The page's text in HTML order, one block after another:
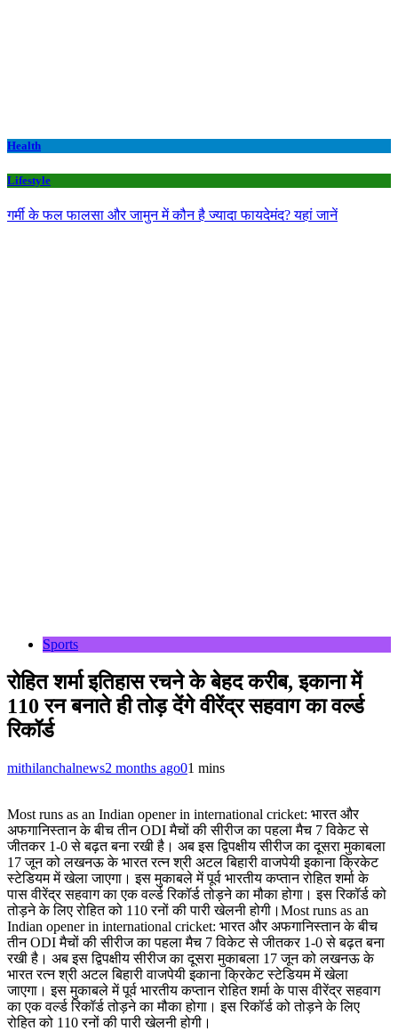
Health
Lifestyle
गर्मी के फल फालसा और जामुन में कौन है ज्यादा फायदेमंद? यहां जानें
Sports
रोहित शर्मा इतिहास रचने के बेहद करीब, इकाना में
110 रन बनाते ही तोड़ देंगे वीरेंद्र सहवाग का वर्ल्‍ड
रिकॉर्ड
mithilanchalnews2 months ago01 mins
Most runs as an Indian opener in international cricket: भारत और
अफगानिस्‍तान के बीच तीन ODI मैचों की सीरीज का पहला मैच 7 विकेट से
जीतकर 1-0 से बढ़त बना रखी है। अब इस द्विपक्षीय सीरीज का दूसरा मुकाबला
17 जून को लखनऊ के भारत रत्‍न श्री अटल बिहारी वाजपेयी इकाना क्रिकेट
स्‍टेडियम में खेला जाएगा। इस मुकाबले में पूर्व भारतीय कप्‍तान रोहित शर्मा के
पास वीरेंद्र सहवाग का एक वर्ल्‍ड रिकॉर्ड तोड़ने का मौका होगा। इस रिकॉर्ड को
तोड़ने के लिए रोहित को 110 रनों की पारी खेलनी होगी।Most runs as an
Indian opener in international cricket: भारत और अफगानिस्‍तान के बीच
तीन ODI मैचों की सीरीज का पहला मैच 7 विकेट से जीतकर 1-0 से बढ़त बना
रखी है। अब इस द्विपक्षीय सीरीज का दूसरा मुकाबला 17 जून को लखनऊ के
भारत रत्‍न श्री अटल बिहारी वाजपेयी इकाना क्रिकेट स्‍टेडियम में खेला
जाएगा। इस मुकाबले में पूर्व भारतीय कप्‍तान रोहित शर्मा के पास वीरेंद्र सहवाग
का एक वर्ल्‍ड रिकॉर्ड तोड़ने का मौका होगा। इस रिकॉर्ड को तोड़ने के लिए
रोहित को 110 रनों की पारी खेलनी होगी।